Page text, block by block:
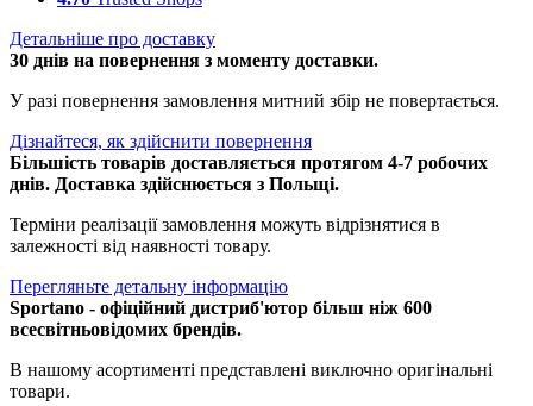
Детальніше про доставку
30 днів на повернення з моменту доставки.
У разі повернення замовлення митний збір не повертається.
Дізнайтеся, як здійснити повернення
Більшість товарів доставляється протягом 4-7 робочих
днів. Доставка здійснюється з Польщі.
Терміни реалізації замовлення можуть відрізнятися в
залежності від наявності товару.
Перегляньте детальну інформацію
Sportano - офіційний дистриб'ютор більш ніж 600
всесвітньовідомих брендів.
В нашому асортименті представлені виключно оригінальні
товари.